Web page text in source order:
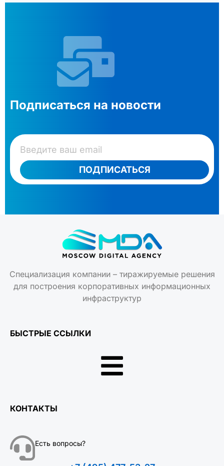
Подписаться на новости
ПОДПИСАТЬСЯ
Специализация компании – тиражируемые решения
инфраструктур
+7 (495) 477-53-27